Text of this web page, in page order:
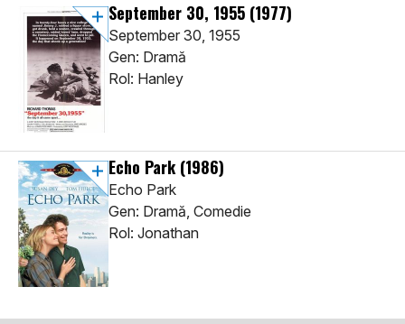
September 30, 1955 (1977)
September 30, 1955
Gen: Dramă
Rol: Hanley
Echo Park (1986)
Echo Park
Gen: Dramă, Comedie
Rol: Jonathan